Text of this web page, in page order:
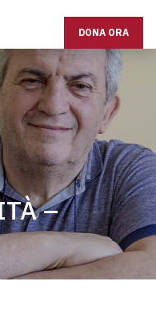
DONA ORA
–